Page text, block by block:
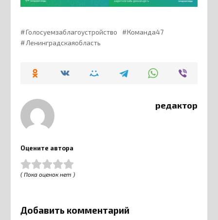
Голосуемзаблагоустройство
Команда47
Ленинградскаяобласть
редактор
Оцените автора
( Пока оценок нет )
Добавить комментарий